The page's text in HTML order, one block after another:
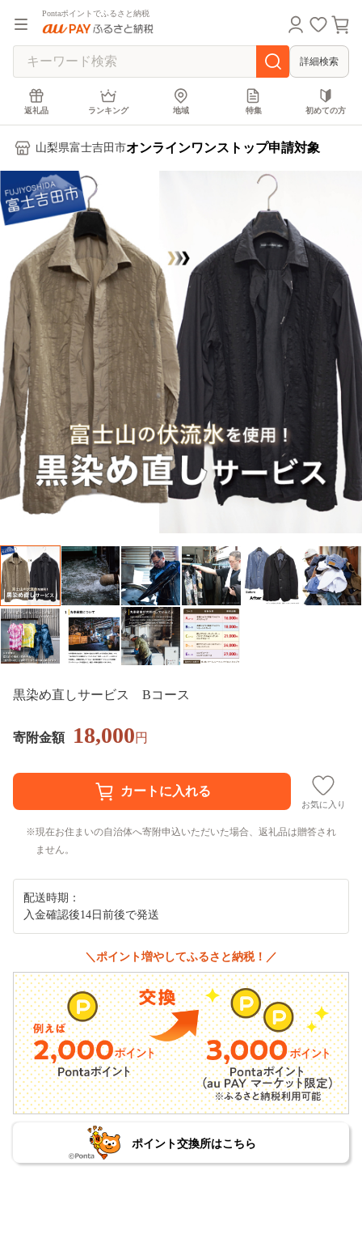
Pontaポイントでふるさと納税
詳細検索
返礼品 ランキング 地域 特集 初めての方
山梨県富士吉田市オンラインワンストップ申請対象
黒染め直しサービス Bコース
寄附金額 18,000円
お気に入り
現在お住まいの自治体へ寄附申込いただいた場合、返礼品は贈答され
ません。
配送時期：
入金確認後14日前後で発送
＼ポイント増やしてふるさと納税！／
ポイント交換所はこちら